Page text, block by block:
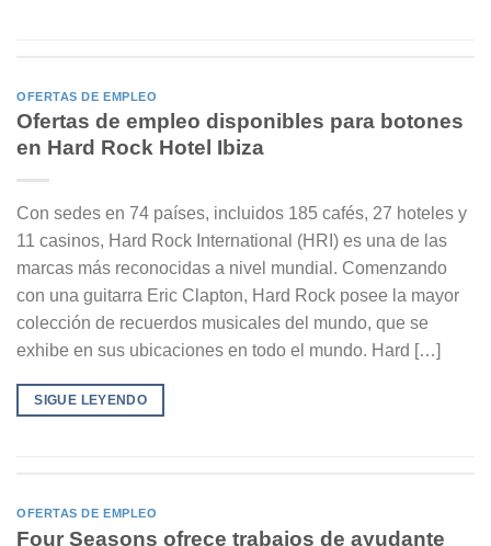
OFERTAS DE EMPLEO
Ofertas de empleo disponibles para botones
en Hard Rock Hotel Ibiza
Con sedes en 74 países, incluidos 185 cafés, 27 hoteles y
11 casinos, Hard Rock International (HRI) es una de las
marcas más reconocidas a nivel mundial. Comenzando
con una guitarra Eric Clapton, Hard Rock posee la mayor
colección de recuerdos musicales del mundo, que se
exhibe en sus ubicaciones en todo el mundo. Hard […]
SIGUE LEYENDO
OFERTAS DE EMPLEO
Four Seasons ofrece trabajos de ayudante